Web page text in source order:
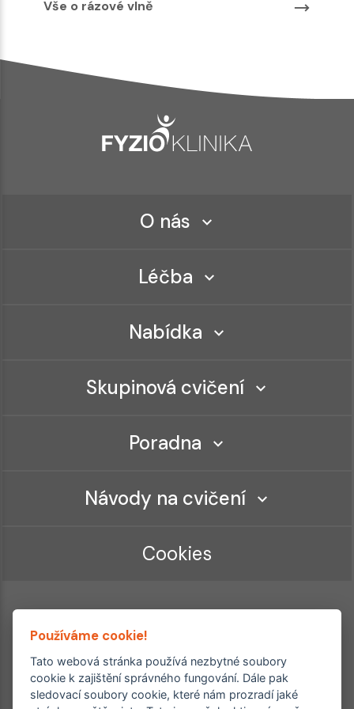
Vše o rázové vlně
O nás
Léčba
Nabídka
Skupinová cvičení
Poradna
Návody na cvičení
Cookies
Ordinace roku
Používáme cookie!
Tato webová stránka používá nezbytné soubory
cookie k zajištění správného fungování. Dále pak
sledovací soubory cookie, které nám prozradí jaké